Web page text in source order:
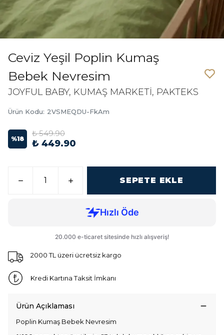
Ceviz Yeşil Poplin Kumaş
Bebek Nevresim
JOYFUL BABY, KUMAŞ MARKETİ, PAKTEKS
Ürün Kodu: 2VSMEQDU-FkAm
%18
₺ 549.90
₺ 449.90
SEPETE EKLE
2000 TL üzeri ücretsiz kargo
Kredi Kartına Taksit İmkanı
Ürün Açıklaması
Poplin Kumaş Bebek Nevresim